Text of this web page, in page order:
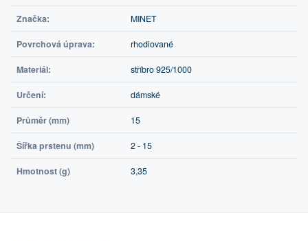
Značka: MINET
Povrchová úprava: rhodiované
Materiál: stříbro 925/1000
Určení: dámské
Průměr (mm) 15
Šířka prstenu (mm) 2 - 15
Hmotnost (g) 3,35